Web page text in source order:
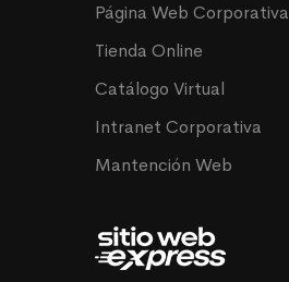
Página Web Corporativa
Tienda Online
Catálogo Virtual
Intranet Corporativa
Mantención Web